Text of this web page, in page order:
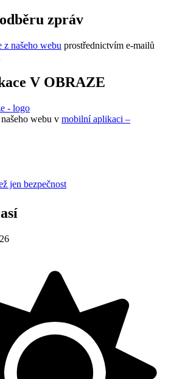
zpráv
z našeho webu prostřednictvím e-mailů
V OBRAZE
webu v mobilní aplikaci –